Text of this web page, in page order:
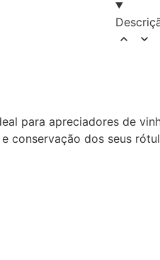
para apreciadores de
conservação dos seus